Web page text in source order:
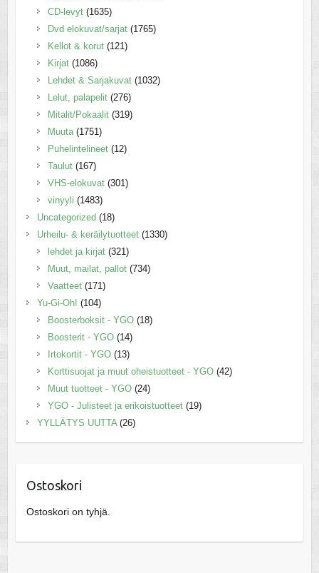
CD-levyt (1635)
Dvd elokuvat/sarjat (1765)
Kellot & korut (121)
Kirjat (1086)
Lehdet & Sarjakuvat (1032)
Lelut, palapelit (276)
Mitalit/Pokaalit (319)
Muuta (1751)
Puhelintelineet (12)
Taulut (167)
VHS-elokuvat (301)
vinyyli (1483)
Uncategorized (18)
Urheilu- & keräilytuotteet (1330)
lehdet ja kirjat (321)
Muut, mailat, pallot (734)
Vaatteet (171)
Yu-Gi-Oh! (104)
Boosterboksit - YGO (18)
Boosterit - YGO (14)
Irtokortit - YGO (13)
Korttisuojat ja muut oheistuotteet - YGO (42)
Muut tuotteet - YGO (24)
YGO - Julisteet ja erikoistuotteet (19)
YYLLÄTYS UUTTA (26)
Ostoskori
Ostoskori on tyhjä.